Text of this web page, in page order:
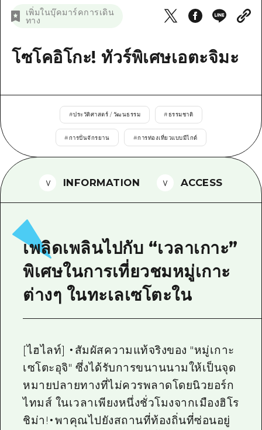
มาตรฐาน
การรักษา
ธรรมชาติ
บริเวณรอบๆ มิยาจิมะ
จังหวัดเอฮิเมะ
สรุปการจราจรรอง
ตั๋วเที่ยวคุ้มค่าตั๋วเที่ยวคุ้มค่า
ฮิโรชิม่า ฟรี Wi-Fi
TRAVELPAL International
ดาวน์โหลดรูปภาพ
ข้อมูลการขนส่งระหว่างเกิดภัยพิบัติ
ข่าว
เพิ่มในบุ๊คมาร์คการเดิน
ทาง
โซโคอิโกะ! ทัวร์พิเศษเอตะจิมะ
#ประวัติศาสตร์ / วัฒนธรรม #ธรรมชาติ
#การปั่นจักรยาน #การท่องเที่ยวแบบมีไกด์
INFORMATION ACCESS
เพลิดเพลินไปกับ “เวลาเกาะ”
พิเศษในการเที่ยวชมหมู่เกาะ
ต่างๆ ในทะเลเซโตะใน
[ไฮไลท์] ・สัมผัสความแท้จริงของ "หมู่เกาะ
เซโตะอุจิ" ซึ่งได้รับการขนานนามให้เป็นจุด
หมายปลายทางที่ไม่ควรพลาดโดยนิวยอร์ก
ไทมส์ ในเวลาเพียงหนึ่งชั่วโมงจากเมืองฮิโร
ชิม่า!・พาคุณไปยังสถานที่ท้องถิ่นที่ซ่อนอยู่